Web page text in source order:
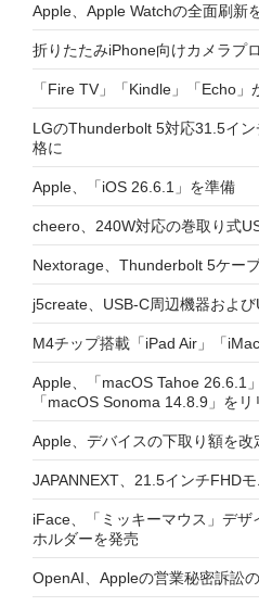
Apple、Apple Watchの全面刷新
折りたたみiPhone向けカメラプ
「Fire TV」「Kindle」「Echo」
LGのThunderbolt 5対応31.5イ
格に
Apple、「iOS 26.6.1」を準備
cheero、240W対応の巻取り式
Nextorage、Thunderbolt 5ケー
j5create、USB-C周辺機器およ
M4チップ搭載「iPad Air」「
Apple、「macOS Tahoe 26.6.1
「macOS Sonoma 14.8.9」をリ
Apple、デバイスの下取り額を
JAPANNEXT、21.5インチFHD
iFace、「ミッキーマウス」デ
ホルダーを発売
OpenAI、Appleの営業秘密訴訟